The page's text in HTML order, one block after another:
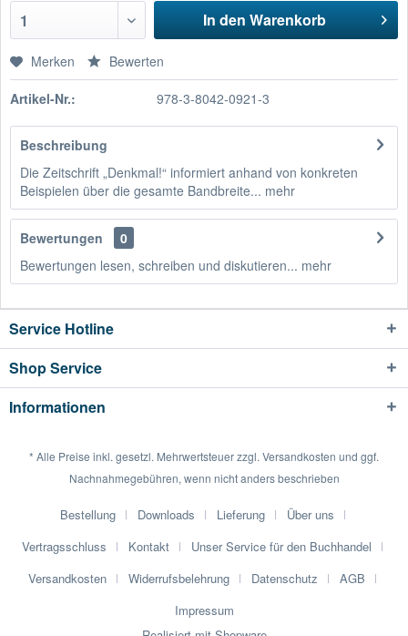
1 In den Warenkorb
Merken Bewerten
Artikel-Nr.: 978-3-8042-0921-3
Beschreibung
Die Zeitschrift „Denkmal!“ informiert anhand von konkreten
Beispielen über die gesamte Bandbreite... mehr
Bewertungen
0
Bewertungen lesen, schreiben und diskutieren... mehr
Service Hotline
Shop Service
Informationen
* Alle Preise inkl. gesetzl. Mehrwertsteuer zzgl. Versandkosten und ggf.
Nachnahmegebühren, wenn nicht anders beschrieben
Bestellung Downloads Lieferung
Über uns
Vertragsschluss
Kontakt
Unser Service für den Buchhandel
Versandkosten
Widerrufsbelehrung Datenschutz
AGB
Impressum